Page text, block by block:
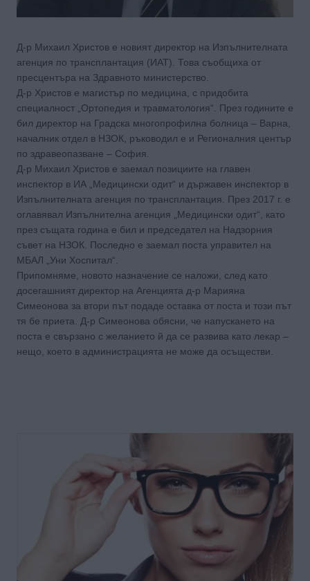
Д-р Михаил Христов е новият директор на Изпълнителната
агенция по трансплантация (ИАТ). Това съобщиха от
пресцентъра на Здравното министерство.
Д-р Христов е магистър по медицина, с придобита
специалност „Ортопедия и травматология“. През годините е
бил директор на Градска многопрофилна болница – Варна,
началник отдел в НЗОК, ръководил е и Регионалния център
по здравеопазване – София.
Д-р Михаил Христов е заемал позициите на главен
инспектор в ИА „Медицински одит“ и държавен инспектор в
Изпълнителната агенция по трансплантация. През 2017 г. е
оглавявал Изпълнителна агенция „Медицински одит“, като
през същата година е бил и председател на Надзорния
съвет на НЗОК. Последно е заемал поста управител на
МБАЛ „Уни Хоспитал“.
Припомняме, новото назначение се наложи, след като
досегашният директор на Агенцията д-р Марияна
Симеонова за втори път подаде оставка от поста и този път
тя бе приета. Д-р Симеонова обясни, че напускането на
поста е свързано с желанието й да се развива като лекар –
нещо, което в администрацията не може да осъществи.